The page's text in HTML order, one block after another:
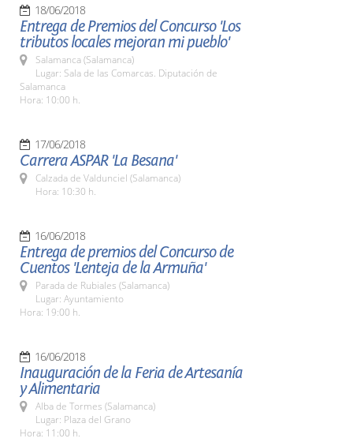
18/06/2018
Entrega de Premios del Concurso 'Los
tributos locales mejoran mi pueblo'
Salamanca (Salamanca)
Lugar: Sala de las Comarcas. Diputación de
Salamanca
Hora: 10:00 h.
17/06/2018
Carrera ASPAR 'La Besana'
Calzada de Valdunciel (Salamanca)
Hora: 10:30 h.
16/06/2018
Entrega de premios del Concurso de
Cuentos 'Lenteja de la Armuña'
Parada de Rubiales (Salamanca)
Lugar: Ayuntamiento
Hora: 19:00 h.
16/06/2018
Inauguración de la Feria de Artesanía
y Alimentaria
Alba de Tormes (Salamanca)
Lugar: Plaza del Grano
Hora: 11:00 h.